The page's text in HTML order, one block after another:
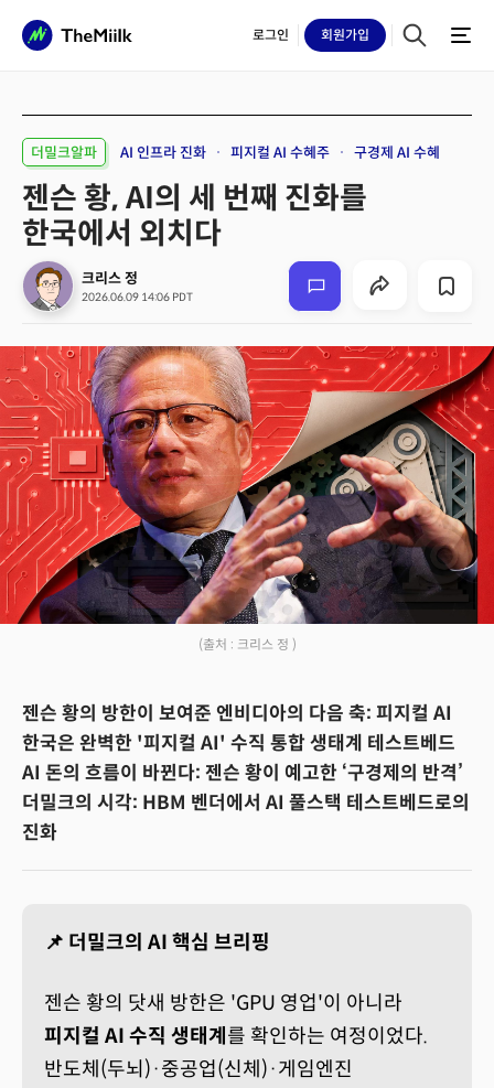
로그인 회원가입
더밀크알파 AI 인프라 진화 피지컬 AI 수혜주 구경제 AI 수혜
젠슨 황, AI의 세 번째 진화를
한국에서 외치다
크리스 정
2026.06.09 14:06 PDT
(출처 : 크리스 정 )
젠슨 황의 방한이 보여준 엔비디아의 다음 축: 피지컬 AI
한국은 완벽한 '피지컬 AI' 수직 통합 생태계 테스트베드
AI 돈의 흐름이 바뀐다: 젠슨 황이 예고한 ‘구경제의 반격’
더밀크의 시각: HBM 벤더에서 AI 풀스택 테스트베드로의
진화
📌 더밀크의 AI 핵심 브리핑
젠슨 황의 닷새 방한은 'GPU 영업'이 아니라
피지컬 AI 수직 생태계 를 확인하는 여정이었다.
반도체(두뇌)·중공업(신체)·게임엔진